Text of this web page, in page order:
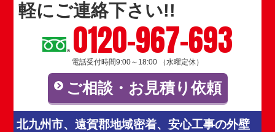
軽にご連絡下さい!!
0120-967-693
電話受付時間9:00～18:00 （水曜定休）
ご相談・お見積り依頼
北九州市、遠賀郡地域密着、安心工事の外壁